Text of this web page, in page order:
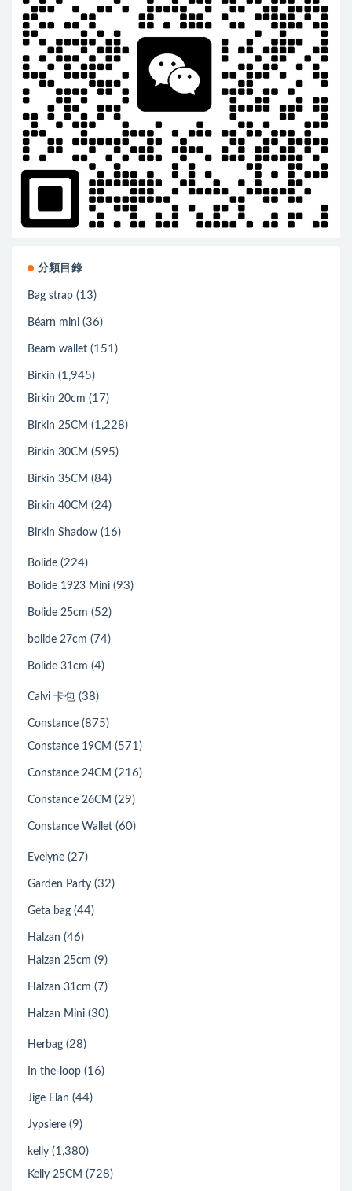
分類目錄
Bag strap (13)
Béarn mini (36)
Bearn wallet (151)
Birkin (1,945)
Birkin 20cm (17)
Birkin 25CM (1,228)
Birkin 30CM (595)
Birkin 35CM (84)
Birkin 40CM (24)
Birkin Shadow (16)
Bolide (224)
Bolide 1923 Mini (93)
Bolide 25cm (52)
bolide 27cm (74)
Bolide 31cm (4)
Calvi 卡包 (38)
Constance (875)
Constance 19CM (571)
Constance 24CM (216)
Constance 26CM (29)
Constance Wallet (60)
Evelyne (27)
Garden Party (32)
Geta bag (44)
Halzan (46)
Halzan 25cm (9)
Halzan 31cm (7)
Halzan Mini (30)
Herbag (28)
In the-loop (16)
Jige Elan (44)
Jypsiere (9)
kelly (1,380)
Kelly 25CM (728)